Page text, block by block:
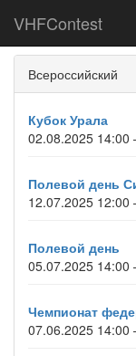
VHFContest
Всероссийский
Кубок Урала
02.08.2025 14:00
Полевой день
12.07.2025 12:00
Полевой день
05.07.2025 14:00
Чемпионат
07.06.2025 14:00